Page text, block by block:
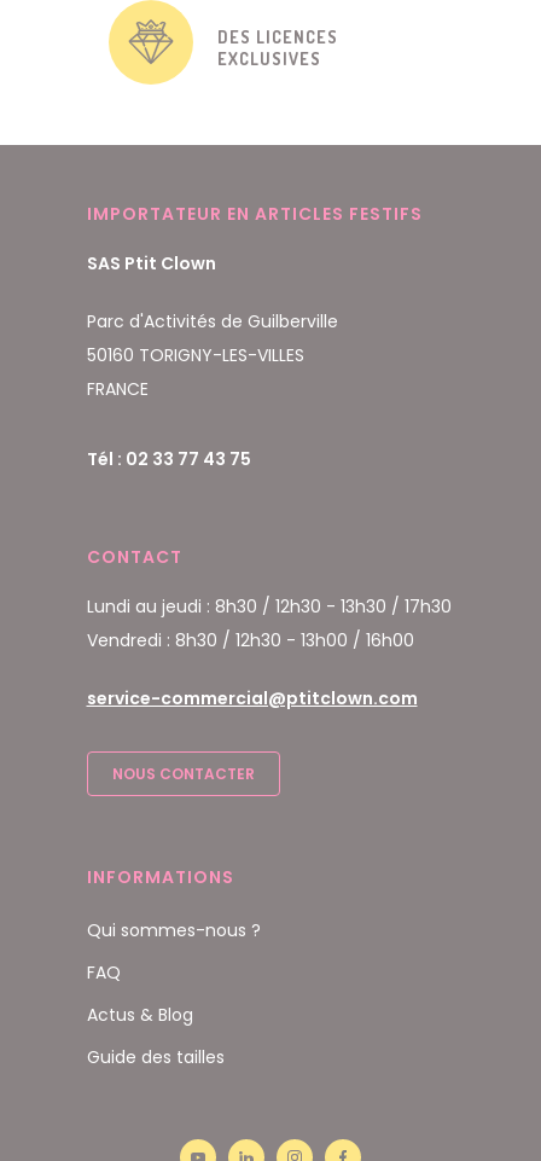
DES LICENCES
EXCLUSIVES
IMPORTATEUR EN ARTICLES FESTIFS
SAS Ptit Clown
Parc d'Activités de Guilberville
50160 TORIGNY-LES-VILLES
FRANCE
Tél : 02 33 77 43 75
CONTACT
Lundi au jeudi : 8h30 / 12h30 - 13h30 / 17h30
Vendredi : 8h30 / 12h30 - 13h00 / 16h00
service-commercial@ptitclown.com
NOUS CONTACTER
INFORMATIONS
Qui sommes-nous ?
FAQ
Actus & Blog
Guide des tailles